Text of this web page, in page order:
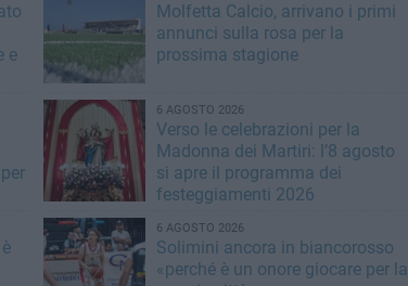
e
Molfetta Calcio, arrivano i primi
annunci sulla rosa per la
prossima stagione
6 AGOSTO 2026
Verso le celebrazioni per la
Madonna dei Martiri: l’8 agosto
si apre il programma dei
festeggiamenti 2026
6 AGOSTO 2026
Solimini ancora in biancorosso
«perché è un onore giocare per la